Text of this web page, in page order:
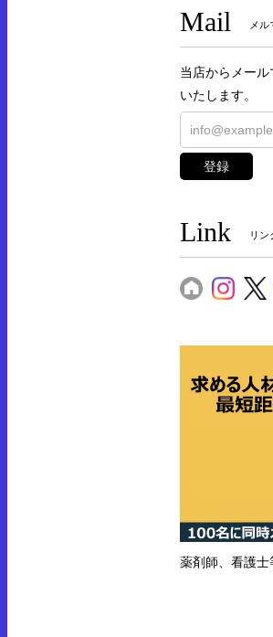
Mail メル
当店からメー
いたします。
登録
Link リン
薬剤師、看護士